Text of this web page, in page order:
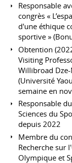
Responsable
congrès «
d'une éthique
sportive »
Obtention
Visiting
Willibroad
(Université
semaine en
Responsable
Sciences du
depuis 2022
Membre du
Recherche sur
Olympique et